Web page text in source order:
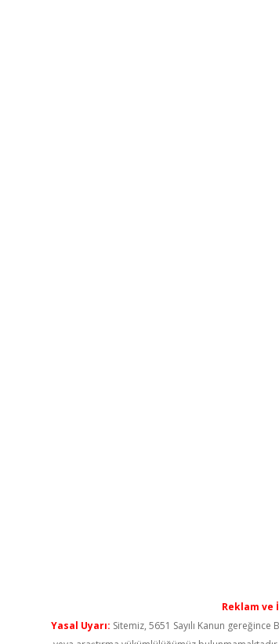
Reklam ve
Yasal Uyarı: Sitemiz, 5651 Sayılı Kanun